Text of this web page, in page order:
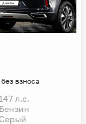
взноса
147 л.с.
Бензин
Серый